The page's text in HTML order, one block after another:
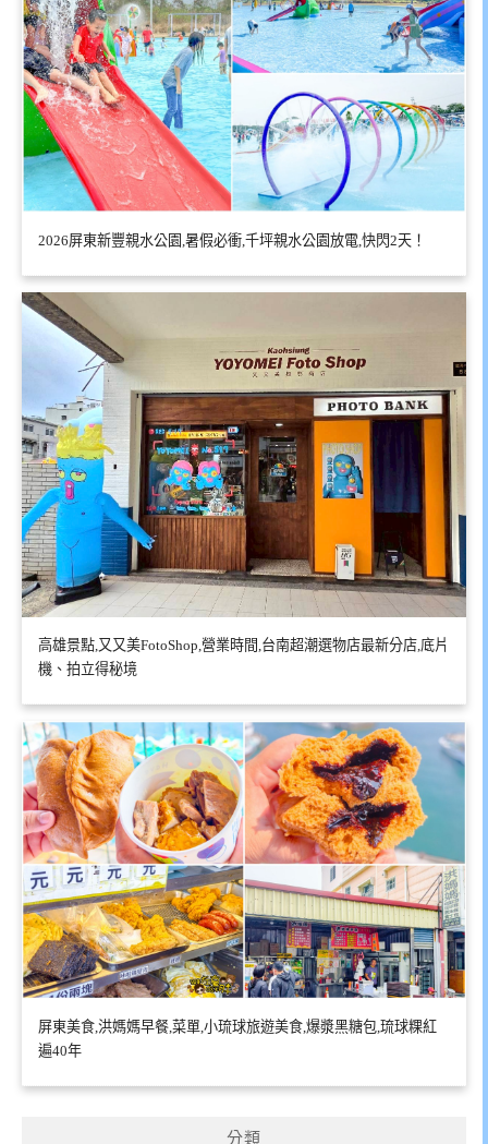
2026屏東新豐親水公園,暑假必衝,千坪親水公園放電,快閃2天！
高雄景點,又又美FotoShop,營業時間,台南超潮選物店最新分店,底片
機、拍立得秘境
屏東美食,洪媽媽早餐,菜單,小琉球旅遊美食,爆漿黑糖包,琉球粿紅
遍40年
分類